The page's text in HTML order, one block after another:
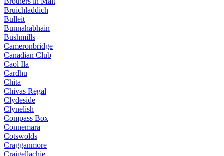
Bruichladdich
Bulleit
Bunnahabhain
Bushmills
Cameronbridge
Canadian Club
Caol Ila
Cardhu
Chita
Chivas Regal
Clydeside
Clynelish
Compass Box
Connemara
Cotswolds
Cragganmore
Craigellachie